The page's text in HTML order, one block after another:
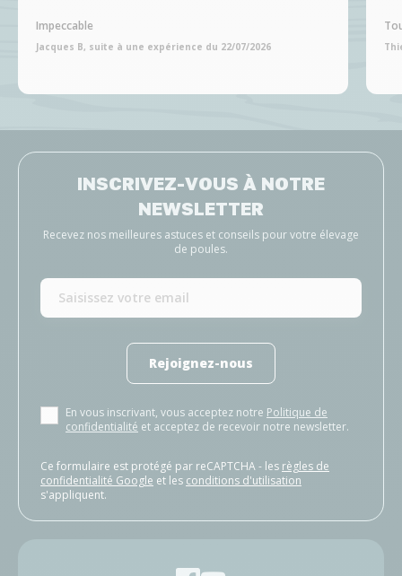
Impeccable
Jacques B, suite à une expérience du 22/07/2026
INSCRIVEZ-VOUS À NOTRE
NEWSLETTER
Recevez nos meilleures astuces et conseils pour votre élevage
de poules.
Rejoignez-nous
En vous inscrivant, vous acceptez notre Politique de
confidentialité et acceptez de recevoir notre newsletter.
Ce formulaire est protégé par reCAPTCHA - les règles de
confidentialité Google et les conditions d'utilisation
s'appliquent.